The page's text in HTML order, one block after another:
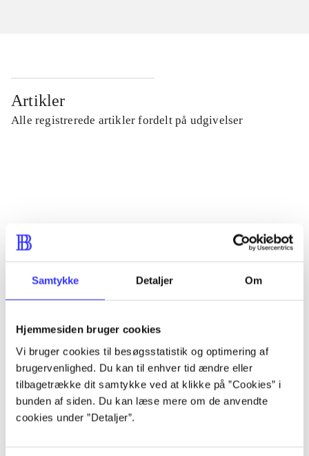
Samtykke Detaljer Om
Hjemmesiden bruger cookies
Vi bruger cookies til besøgsstatistik og optimering af
brugervenlighed. Du kan til enhver tid ændre eller
tilbagetrække dit samtykke ved at klikke på ”Cookies” i
bunden af siden. Du kan læse mere om de anvendte
cookies under ”Detaljer”.
Artikler
Alle registrerede artikler fordelt på udgivelser
...